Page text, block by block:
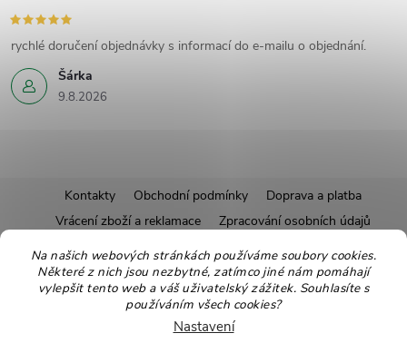
Na našich webových stránkách používáme soubory cookies.
Některé z nich jsou nezbytné, zatímco jiné nám pomáhají
vylepšit tento web a váš uživatelský zážitek. Souhlasíte s
používáním všech cookies?
Nastavení
Šárka
9.8.2026
rychlé doručení objednávky s informací do e-mailu o objednání.
á
Kontakty Obchodní podmínky
Doprava a platba
Vrácení zboží a reklamace
Zpracování osobních údajů
Pravidla soutěží
Affiliate program
Recepty
Pro nové dodavatele
Ekologické balení Moje objednávka